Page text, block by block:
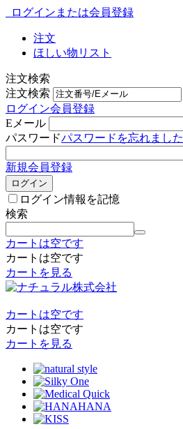
ログインまたは会員登録
注文
ほしい物リスト
注文検索
注文検索
ログイン会員登録
Eメール
パスワードパスワードを忘れました
新規会員登録
ログイン
ログイン情報を記憶
検索
カートは空です
カートは空です
カートを見る
カートは空です
カートは空です
カートを見る